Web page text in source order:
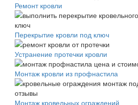
Ремонт кровли
Перекрытие кровли под ключ
Устранение протечки кровли
Монтаж кровли из профнастила
Монтаж кровельных ограждений